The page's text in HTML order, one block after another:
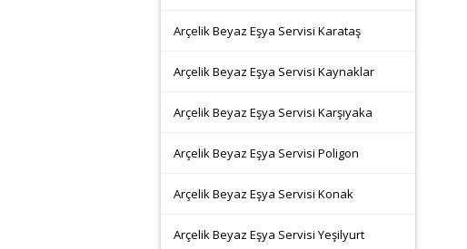
Arçelik Beyaz Eşya Servisi Karataş
Arçelik Beyaz Eşya Servisi Kaynaklar
Arçelik Beyaz Eşya Servisi Karşıyaka
Arçelik Beyaz Eşya Servisi Poligon
Arçelik Beyaz Eşya Servisi Konak
Arçelik Beyaz Eşya Servisi Yeşilyurt